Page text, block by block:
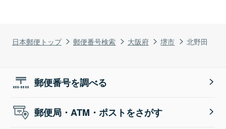
日本郵便トップ 郵便番号検索 大阪府 堺市 北野田
郵便番号を調べる
郵便局・ATM・ポストをさがす